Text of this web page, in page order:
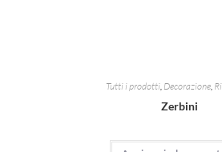
Tutti i prodotti, Decorazione,
Zerbini